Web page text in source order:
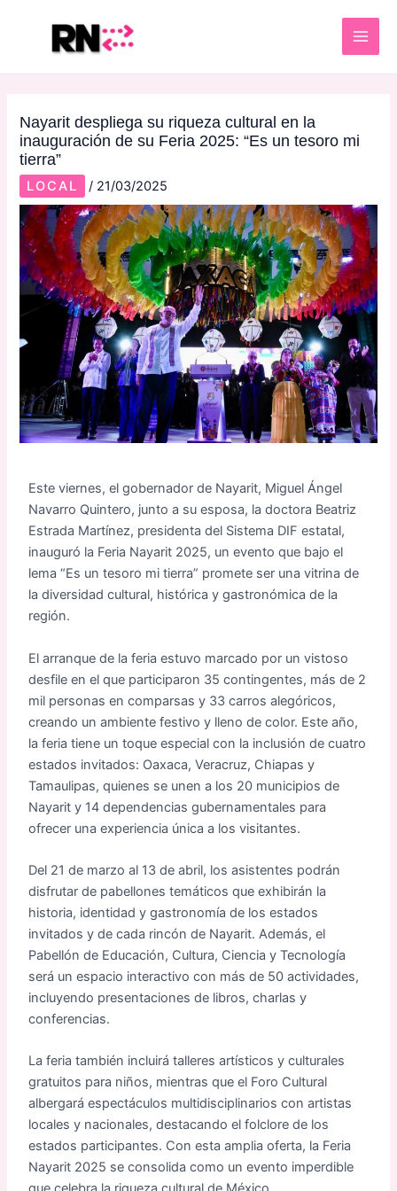
Nayarit despliega su riqueza cultural en la
inauguración de su Feria 2025: “Es un tesoro mi
tierra”
LOCAL / 21/03/2025
Este viernes, el gobernador de Nayarit, Miguel Ángel
Navarro Quintero, junto a su esposa, la doctora Beatriz
Estrada Martínez, presidenta del Sistema DIF estatal,
inauguró la Feria Nayarit 2025, un evento que bajo el
lema “Es un tesoro mi tierra” promete ser una vitrina de
la diversidad cultural, histórica y gastronómica de la
región.
El arranque de la feria estuvo marcado por un vistoso
desfile en el que participaron 35 contingentes, más de 2
mil personas en comparsas y 33 carros alegóricos,
creando un ambiente festivo y lleno de color. Este año,
la feria tiene un toque especial con la inclusión de cuatro
estados invitados: Oaxaca, Veracruz, Chiapas y
Tamaulipas, quienes se unen a los 20 municipios de
Nayarit y 14 dependencias gubernamentales para
ofrecer una experiencia única a los visitantes.
Del 21 de marzo al 13 de abril, los asistentes podrán
disfrutar de pabellones temáticos que exhibirán la
historia, identidad y gastronomía de los estados
invitados y de cada rincón de Nayarit. Además, el
Pabellón de Educación, Cultura, Ciencia y Tecnología
será un espacio interactivo con más de 50 actividades,
incluyendo presentaciones de libros, charlas y
conferencias.
La feria también incluirá talleres artísticos y culturales
gratuitos para niños, mientras que el Foro Cultural
albergará espectáculos multidisciplinarios con artistas
locales y nacionales, destacando el folclore de los
estados participantes. Con esta amplia oferta, la Feria
Nayarit 2025 se consolida como un evento imperdible
navigation